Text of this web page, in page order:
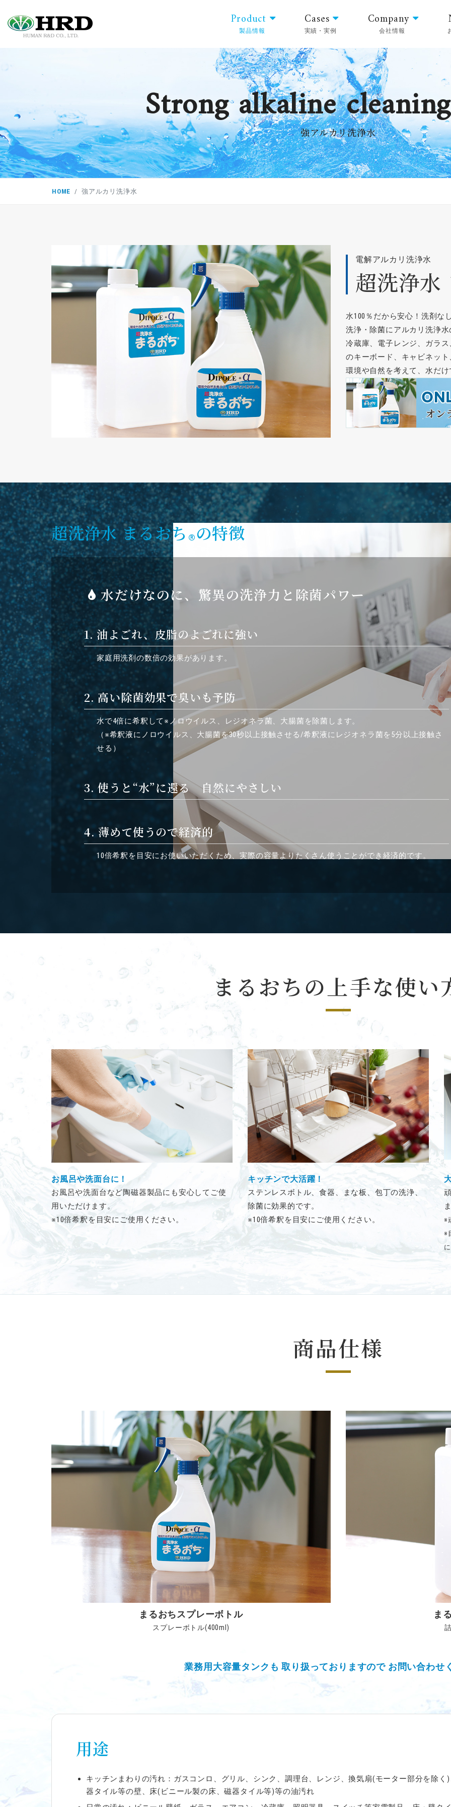
Product
製品情報
Cases
実績・実例
Company
会社情報
Strong alkaline強アルカリ洗浄水
HOME 強アルカリ洗浄水
電解アルカリ洗浄水
超洗浄水
水100％だから安心！洗剤な
洗浄・除菌にアルカリ洗浄
冷蔵庫、電子レンジ、ガラ
のキーボード、キャビネッ
環境や自然を考えて、水だ
超洗浄水 まるおち の特徴
水だけなのに、驚異の洗浄力と除菌パワー
1. 油よごれ、皮脂のよごれに強い
家庭用洗剤の数倍の効果があります。
2. 高い除菌効果で臭いも予防
水で4倍に希釈して※ノロウイルス、レジオネラ菌、大腸菌を除菌します。
（※希釈液にノロウイルス、大腸菌を30秒以上接触させる/希釈液にレジオネラ菌を5分以上接触さ
せる）
3. 使うと“水”に還る 自然にやさしい
4. 薄めて使うので経済的
10倍希釈を目安にお使いいただくため、実際の容量よりたくさん使うことができ経済的です。
まるおちの上手な使い
お風呂や洗面台に！
お風呂や洗面台など陶磁器製品にも安心してご使
用いただけます。
※10倍希釈を目安にご使用ください。
キッチンで大活躍！
ステンレスボトル、食器、まな板、包丁の洗浄、
除菌に効果的です。
※10倍希釈を目安にご使用ください。
※
※
商品仕様
まるおちスプレーボトル
スプレーボトル(400ml)
ま
業務用大容量タンクも 取り扱っておりますので お問い合わせ
用途
キッチンまわりの汚れ：ガスコンロ、グリル、シンク、調理台、レンジ、換気扇(モーター部分を除
器タイル等の壁、床(ビニール製の床、磁器タイル等)等の油汚れ